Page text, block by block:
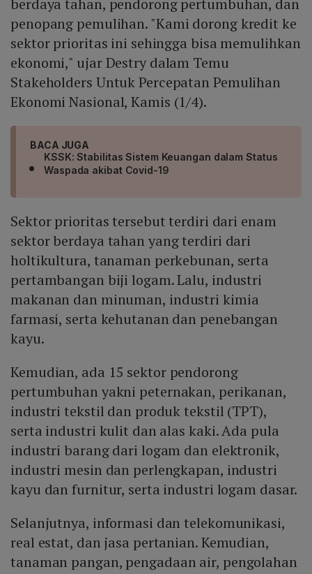
berdaya tahan, pendorong pertumbuhan, dan
penopang pemulihan. "Kami dorong kredit ke
sektor prioritas ini sehingga bisa memulihkan
ekonomi," ujar Destry dalam Temu
Stakeholders Untuk Percepatan Pemulihan
Ekonomi Nasional, Kamis (1/4).
BACA JUGA
KSSK: Stabilitas Sistem Keuangan dalam Status
Waspada akibat Covid-19
Sektor prioritas tersebut terdiri dari enam
sektor berdaya tahan yang terdiri dari
holtikultura, tanaman perkebunan, serta
pertambangan biji logam. Lalu, industri
makanan dan minuman, industri kimia
farmasi, serta kehutanan dan penebangan
kayu.
Kemudian, ada 15 sektor pendorong
pertumbuhan yakni peternakan, perikanan,
industri tekstil dan produk tekstil (TPT),
serta industri kulit dan alas kaki. Ada pula
industri barang dari logam dan elektronik,
industri mesin dan perlengkapan, industri
kayu dan furnitur, serta industri logam dasar.
Selanjutnya, informasi dan telekomunikasi,
real estat, dan jasa pertanian. Kemudian,
tanaman pangan, pengadaan air, pengolahan